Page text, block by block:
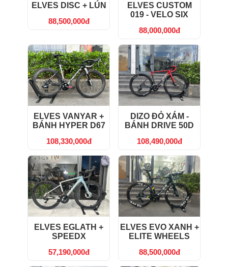
ELVES DISC + LÚN
88,500,000đ
ELVES CUSTOM
019 - VELO SIX
88,000,000đ
ELVES VANYAR +
BÁNH HYPER D67
108,330,000đ
DIZO ĐỎ XÁM -
BÁNH DRIVE 50D
108,490,000đ
ELVES EGLATH +
SPEEDX
57,190,000đ
ELVES EVO XANH +
ELITE WHEELS
88,500,000đ